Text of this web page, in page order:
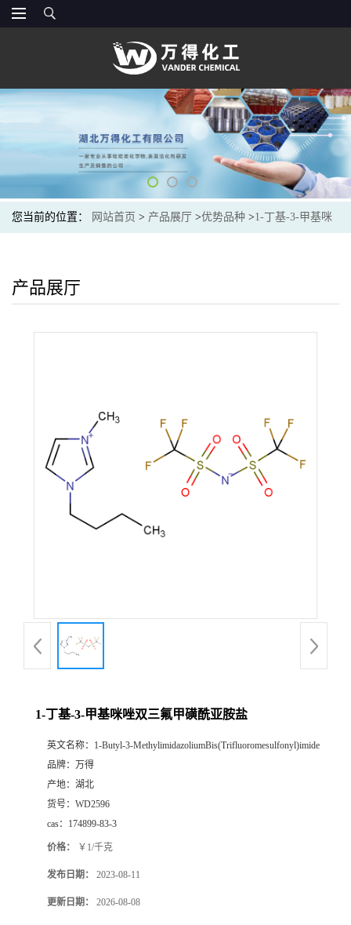
您当前的位置： 网站首页 > 产品展厅 >优势品种 >1-丁基-3-甲基咪
产品展厅
1-丁基-3-甲基咪唑双三氟甲磺酰亚胺盐
英文名称： 1-Butyl-3-MethylimidazoliumBis(Trifluoromesulfonyl)imide
品牌： 万得
产地： 湖北
货号： WD2596
cas： 174899-83-3
价格： ￥1/千克
发布日期： 2023-08-11
更新日期： 2026-08-08